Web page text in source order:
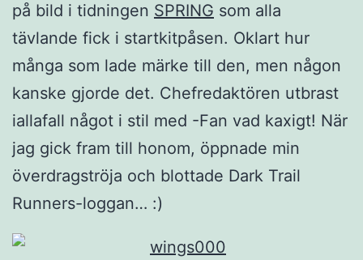
på bild i tidningen SPRING som alla
tävlande fick i startkitpåsen. Oklart hur
många som lade märke till den, men någon
kanske gjorde det. Chefredaktören utbrast
iallafall något i stil med -Fan vad kaxigt! När
jag gick fram till honom, öppnade min
överdragströja och blottade Dark Trail
Runners-loggan… :)